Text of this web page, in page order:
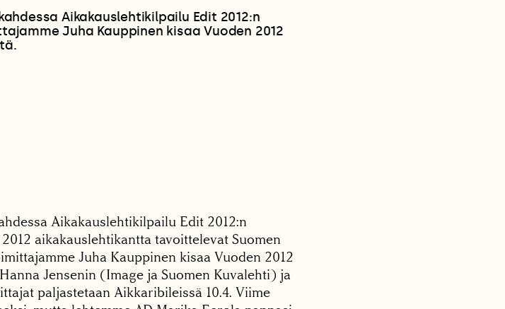
Aikakauslehtikilpailu Edit 2012:n
Juha Kauppinen kisaa Vuoden 2012
Aikakauslehtikilpailu Edit 2012:n
aikakauslehtikantta tavoittelevat Suomen
Juha Kauppinen kisaa Vuoden 2012
Jensenin (Image ja Suomen Kuvalehti) ja
paljastetaan Aikkaribileissä 10.4. Viime